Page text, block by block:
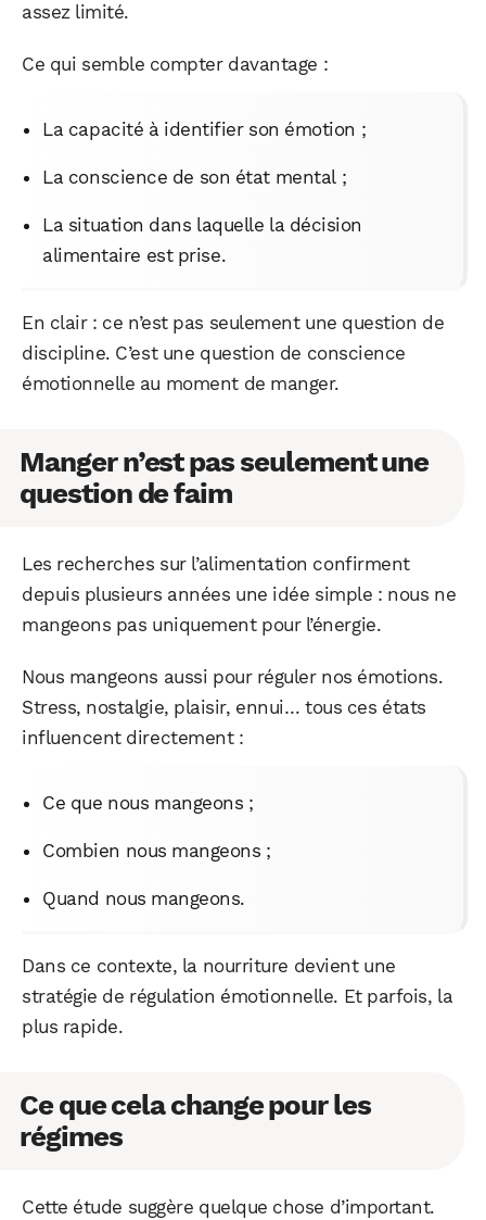
assez limité.
Ce qui semble compter davantage :
La capacité à identifier son émotion ;
La conscience de son état mental ;
La situation dans laquelle la décision
alimentaire est prise.
En clair : ce n’est pas seulement une question de
discipline. C’est une question de conscience
émotionnelle au moment de manger.
Manger n’est pas seulement une
question de faim
Les recherches sur l’alimentation confirment
depuis plusieurs années une idée simple : nous ne
mangeons pas uniquement pour l’énergie.
Nous mangeons aussi pour réguler nos émotions.
Stress, nostalgie, plaisir, ennui… tous ces états
influencent directement :
Ce que nous mangeons ;
Combien nous mangeons ;
Quand nous mangeons.
Dans ce contexte, la nourriture devient une
stratégie de régulation émotionnelle. Et parfois, la
plus rapide.
Ce que cela change pour les
régimes
Cette étude suggère quelque chose d’important.
WhatsApp Telegram Email